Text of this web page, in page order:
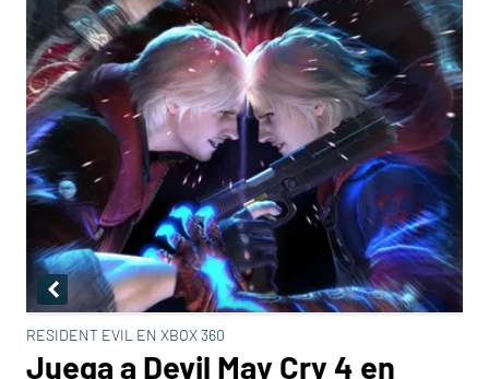
RESIDENT EVIL EN XBOX 360
Juega a Devil May Cry 4 en